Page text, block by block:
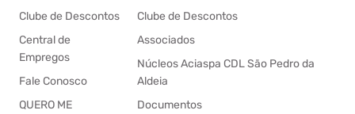
Clube de Descontos
Central de
Empregos
Fale Conosco
QUERO ME
Clube de Descontos
Associados
Núcleos Aciaspa CDL São Pedro da
Aldeia
Documentos